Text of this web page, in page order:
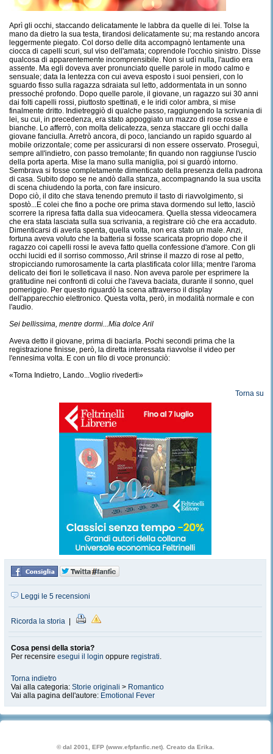
Aprì gli occhi, staccando delicatamente le labbra da quelle di lei. Tolse la
mano da dietro la sua testa, tirandosi delicatamente su; ma restando ancora
leggermente piegato. Col dorso delle dita accompagnò lentamente una
ciocca di capelli scuri, sul viso dell'amata; coprendole l'occhio sinistro. Disse
qualcosa di apparentemente incomprensibile. Non si udì nulla, l'audio era
assente. Ma egli doveva aver pronunciato quelle parole in modo calmo e
sensuale; data la lentezza con cui aveva esposto i suoi pensieri, con lo
sguardo fisso sulla ragazza sdraiata sul letto, addormentata in un sonno
pressoché profondo. Dopo quelle parole, il giovane, un ragazzo sui 30 anni
dai folti capelli rossi, piuttosto spettinati, e le iridi color ambra, si mise
finalmente dritto. Indietreggiò di qualche passo, raggiungendo la scrivania di
lei, su cui, in precedenza, era stato appoggiato un mazzo di rose rosse e
bianche. Lo afferrò, con molta delicatezza, senza staccare gli occhi dalla
giovane fanciulla. Arretrò ancora, di poco, lanciando un rapido sguardo al
mobile orizzontale; come per assicurarsi di non essere osservato. Proseguì,
sempre all'indietro, con passo tremolante; fin quando non raggiunse l'uscio
della porta aperta. Mise la mano sulla maniglia, poi si guardò intorno.
Sembrava si fosse completamente dimenticato della presenza della padrona
di casa. Subito dopo se ne andò dalla stanza, accompagnando la sua uscita
di scena chiudendo la porta, con fare insicuro.
Dopo ciò, il dito che stava tenendo premuto il tasto di riavvolgimento, si
spostò...E colei che fino a poche ore prima stava dormendo sul letto, lasciò
scorrere la ripresa fatta dalla sua videocamera. Quella stessa videocamera
che era stata lasciata sulla sua scrivania, a registrare ciò che era accaduto.
Dimenticarsi di averla spenta, quella volta, non era stato un male. Anzi,
fortuna aveva voluto che la batteria si fosse scaricata proprio dopo che il
ragazzo coi capelli rossi le aveva fatto quella confessione d'amore. Con gli
occhi lucidi ed il sorriso commosso, Aril strinse il mazzo di rose al petto,
stropicciando rumorosamente la carta plastificata color lilla; mentre l'aroma
delicato dei fiori le solleticava il naso. Non aveva parole per esprimere la
gratitudine nei confronti di colui che l'aveva baciata, durante il sonno, quel
pomeriggio. Per questo riguardò la scena attraverso il display
dell'apparecchio elettronico. Questa volta, però, in modalità normale e con
l'audio.
Sei bellissima, mentre dormi...Mia dolce Aril
Aveva detto il giovane, prima di baciarla. Pochi secondi prima che la
registrazione finisse, però, la diretta interessata riavvolse il video per
l'ennesima volta. E con un filo di voce pronunciò:
«Torna Indietro, Lando...Voglio rivederti»
Torna su
Leggi le 5 recensioni
Ricorda la storia
Cosa pensi della storia?
Per recensire esegui il login oppure registrati.
Torna indietro
Vai alla categoria: Storie originali > Romantico
Vai alla pagina dell'autore: Emotional Fever
© dal 2001, EFP (www.efpfanfic.net). Creato da Erika.